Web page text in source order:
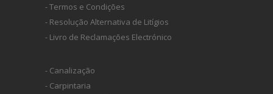
- Termos e Condições
- Resolução Alternativa de Litígios
- Livro de Reclamações Electrónico
- Canalização
- Carpintaria